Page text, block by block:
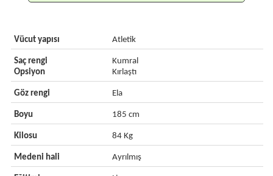
Vücut yapısı Atletik
Saç rengi
Opsiyon
Kumral
Kırlaştı
Göz rengi Ela
Boyu 185 cm
Kilosu 84 Kg
Medeni hali Ayrılmış